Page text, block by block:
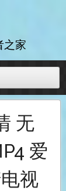
之家
无
爱
视